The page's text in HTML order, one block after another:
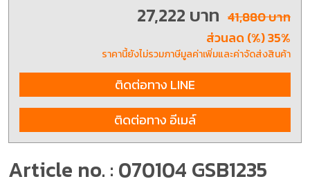
Article no. : 070104 GSB1235
27,222 บาท 41,880 บาท
ส่วนลด (%) 35%
ราคานี้ยังไม่รวมภาษีมูลค่าเพิ่มและค่าจัดส่งสินค้า
ติดต่อทาง LINE
ติดต่อทาง อีเมล์